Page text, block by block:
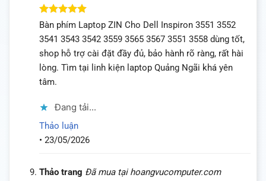
Được xếp
hạng
sao
Bàn phím Laptop ZIN Cho Dell Inspiron 3551 3552
3541 3543 3542 3559 3565 3567 3551 3558 dùng tốt,
shop hỗ trợ cài đặt đầy đủ, bảo hành rõ ràng, rất hài
lòng. Tìm tại linh kiện laptop Quảng Ngãi khá yên
tâm.
Đang tải...
Thảo luận
• 23/05/2026
Thảo trang Đã mua tại hoangvucomputer.com